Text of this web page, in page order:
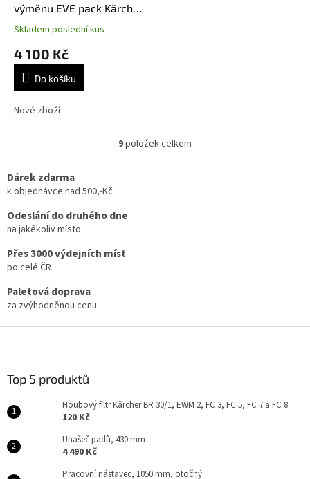
výměnu EVE pack Kärcher
FC 7 Crodless
Skladem poslední kus
4 100 Kč
Do košíku
Nové zboží
O
9položek celkem
Dárek zdarma
k objednávce nad 500,-Kč
Odeslání do druhého dne
na jakékoliv místo
Přes 3000 výdejních míst
po celé ČR
Paletová doprava
za zvýhodněnou cenu.
Top 5 produktů
Houbový filtr Kärcher BR 30/1, EWM 2, FC 3, FC 5, FC 7 a FC 8.
120 Kč
Unašeč padů, 430 mm
4 490 Kč
Pracovní nástavec, 1050 mm, otočný